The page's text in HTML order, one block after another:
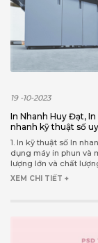
19 -10-2023
In Nhanh Huy Đạt,
nhanh kỹ thuật số
1. In kỹ thuật số In
dụng máy in phun và
lượng lớn và chất
XEM CHI TIẾT +